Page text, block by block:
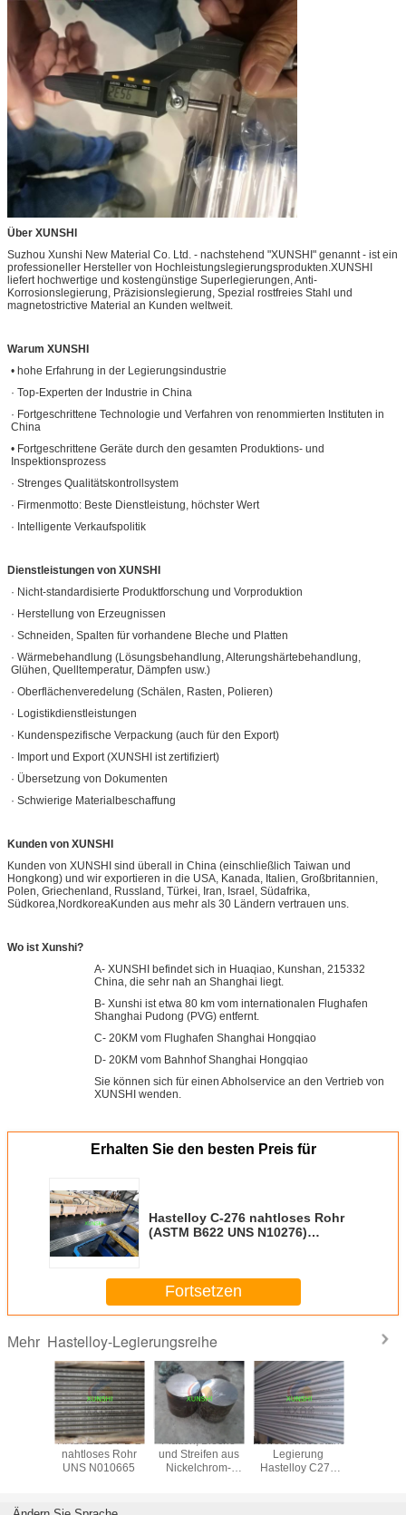
Über XUNSHI
Suzhou Xunshi New Material Co. Ltd. - nachstehend "XUNSHI" genannt - ist ein
professioneller Hersteller von Hochleistungslegierungsprodukten.XUNSHI
liefert hochwertige und kostengünstige Superlegierungen, Anti-
Korrosionslegierung, Präzisionslegierung, Spezial rostfreies Stahl und
magnetostrictive Material an Kunden weltweit.
Warum XUNSHI
• hohe Erfahrung in der Legierungsindustrie
· Top-Experten der Industrie in China
· Fortgeschrittene Technologie und Verfahren von renommierten Instituten in
China
• Fortgeschrittene Geräte durch den gesamten Produktions- und
Inspektionsprozess
· Strenges Qualitätskontrollsystem
· Firmenmotto: Beste Dienstleistung, höchster Wert
· Intelligente Verkaufspolitik
Dienstleistungen von XUNSHI
· Nicht-standardisierte Produktforschung und Vorproduktion
· Herstellung von Erzeugnissen
· Schneiden, Spalten für vorhandene Bleche und Platten
· Wärmebehandlung (Lösungsbehandlung, Alterungshärtebehandlung,
Glühen, Quelltemperatur, Dämpfen usw.)
· Oberflächenveredelung (Schälen, Rasten, Polieren)
· Logistikdienstleistungen
· Kundenspezifische Verpackung (auch für den Export)
· Import und Export (XUNSHI ist zertifiziert)
· Übersetzung von Dokumenten
· Schwierige Materialbeschaffung
Kunden von XUNSHI
Kunden von XUNSHI sind überall in China (einschließlich Taiwan und
Hongkong) und wir exportieren in die USA, Kanada, Italien, Großbritannien,
Polen, Griechenland, Russland, Türkei, Iran, Israel, Südafrika,
Südkorea,NordkoreaKunden aus mehr als 30 Ländern vertrauen uns.
Wo ist Xunshi?
A- XUNSHI befindet sich in Huaqiao, Kunshan, 215332
China, die sehr nah an Shanghai liegt.
B- Xunshi ist etwa 80 km vom internationalen Flughafen
Shanghai Pudong (PVG) entfernt.
C- 20KM vom Flughafen Shanghai Hongqiao
D- 20KM vom Bahnhof Shanghai Hongqiao
Sie können sich für einen Abholservice an den Vertrieb von
XUNSHI wenden.
Erhalten Sie den besten Preis für
Hastelloy C-276 nahtloses Rohr
(ASTM B622 UNS N10276)
Fortsetzen
Mehr Hastelloy-Legierungsreihe
HASTELLOY B-2
nahtloses Rohr
UNS N010665
Platten, Bleche
und Streifen aus
Nickelchrom-
Korrosionsbeständige
Legierung
Hastelloy C276